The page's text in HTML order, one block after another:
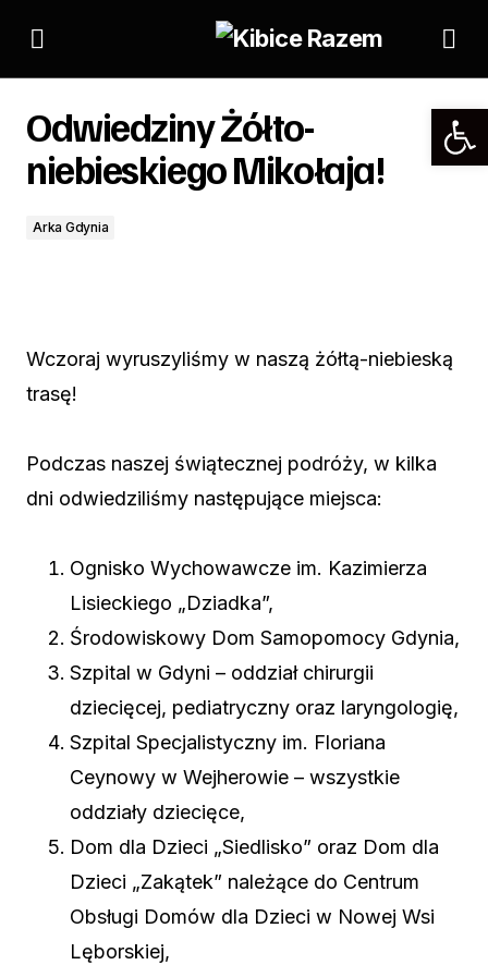
Odwiedziny Żółto-
niebieskiego Mikołaja!
Arka Gdynia
Wczoraj wyruszyliśmy w naszą żółtą-niebieską
trasę!
Podczas naszej świątecznej podróży, w kilka
dni odwiedziliśmy następujące miejsca:
Ognisko Wychowawcze im. Kazimierza
Lisieckiego „Dziadka”,
Środowiskowy Dom Samopomocy Gdynia,
Szpital w Gdyni – oddział chirurgii
dziecięcej, pediatryczny oraz laryngologię,
Szpital Specjalistyczny im. Floriana
Ceynowy w Wejherowie – wszystkie
oddziały dziecięce,
Dom dla Dzieci „Siedlisko” oraz Dom dla
Dzieci „Zakątek” należące do Centrum
Obsługi Domów dla Dzieci w Nowej Wsi
Lęborskiej,